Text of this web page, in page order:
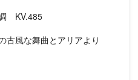
古風な舞曲とアリアより